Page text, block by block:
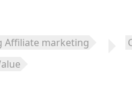
Affiliate marketing